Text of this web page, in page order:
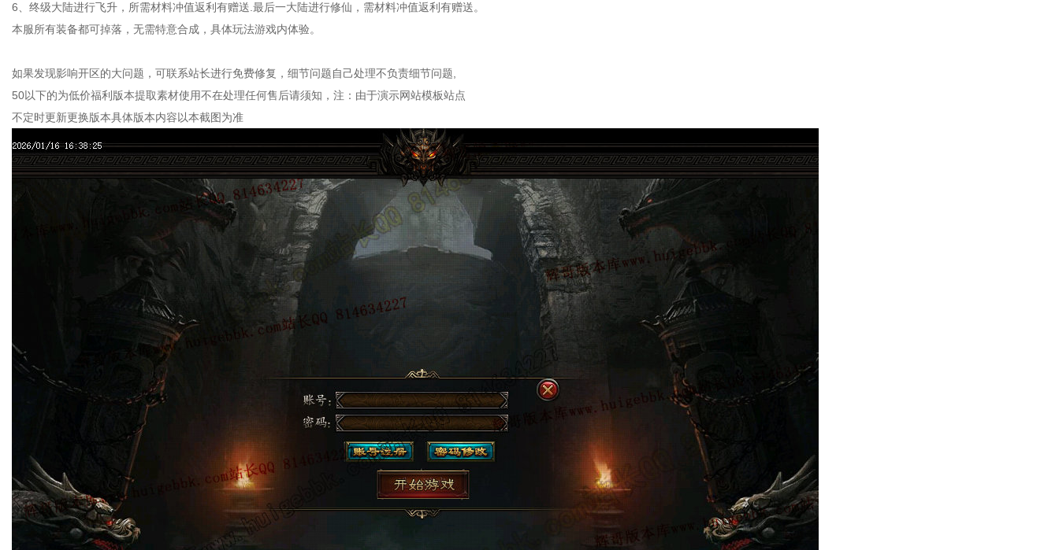
6、终级大陆进行飞升，所需材料冲值返利有赠送.最后一大陆进行修仙，需材料冲值返利有赠送。
本服所有装备都可掉落，无需特意合成，具体玩法游戏内体验。
如果发现影响开区的大问题，可联系站长进行免费修复，细节问题自己处理不负责细节问题,
50以下的为低价福利版本提取素材使用不在处理任何售后请须知，注：由于演示网站模板站点
不定时更新更换版本具体版本内容以本截图为准